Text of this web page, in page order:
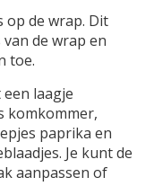
op de wrap. Dit
de wrap en
toe.
laagje
komkommer,
paprika en
Je kunt de
aanpassen of